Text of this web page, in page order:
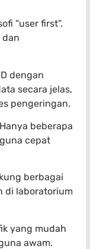
“user first”.
dan
dengan
secara jelas,
pengeringan.
beberapa
cepat
berbagai
di laboratorium
yang mudah
awam.